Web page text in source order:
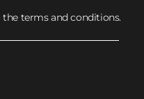
the terms and conditions.